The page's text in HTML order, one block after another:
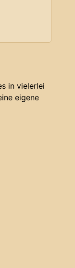
in vielerlei
eigene